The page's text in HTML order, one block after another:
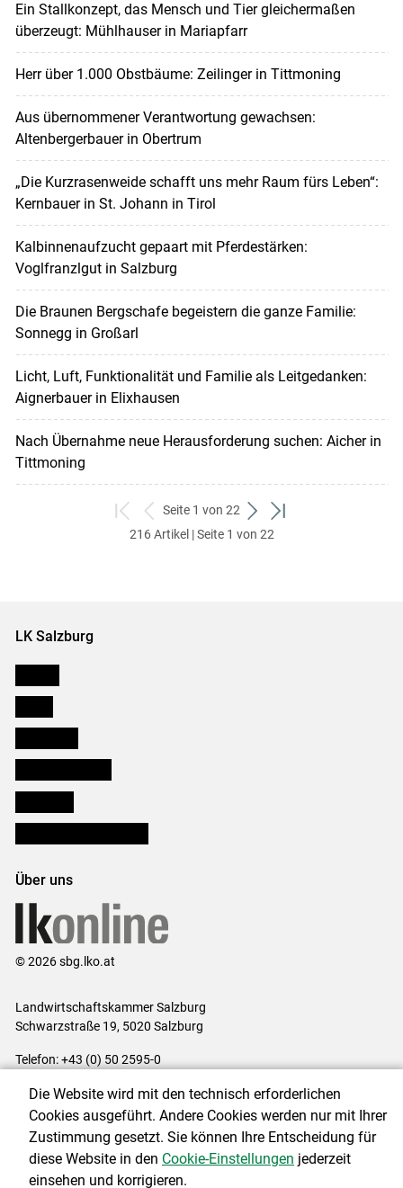
Ein Stallkonzept, das Mensch und Tier gleichermaßen
überzeugt: Mühlhauser in Mariapfarr
Herr über 1.000 Obstbäume: Zeilinger in Tittmoning
Aus übernommener Verantwortung gewachsen:
Altenbergerbauer in Obertrum
„Die Kurzrasenweide schafft uns mehr Raum fürs Leben“:
Kernbauer in St. Johann in Tirol
Kalbinnenaufzucht gepaart mit Pferdestärken:
Voglfranzlgut in Salzburg
Die Braunen Bergschafe begeistern die ganze Familie:
Sonnegg in Großarl
Licht, Luft, Funktionalität und Familie als Leitgedanken:
Aignerbauer in Elixhausen
Nach Übernahme neue Herausforderung suchen: Aicher in
Tittmoning
zum
ersten
zurück
zum
Seite 1 von 22
weiter
zum
zum
216 Artikel | Seite 1 von 22
LK Salzburg
Über uns
© 2026 sbg.lko.at
Landwirtschaftskammer Salzburg
Schwarzstraße 19, 5020 Salzburg
Telefon: +43 (0) 50 2595-0
Impressum|Kontakt|Datenschutzerklärung|Barrierefreiheit|
Cookie-Einstellungen
Die Website wird mit den technisch erforderlichen
Cookies ausgeführt. Andere Cookies werden nur mit Ihrer
Zustimmung gesetzt. Sie können Ihre Entscheidung für
diese Website in den Cookie-Einstellungen jederzeit
einsehen und korrigieren.